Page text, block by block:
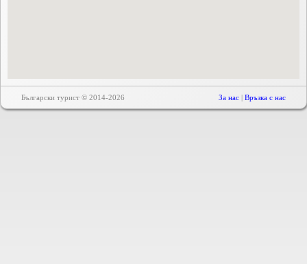
Български турист © 2014-2026 За нас | Връзка с нас